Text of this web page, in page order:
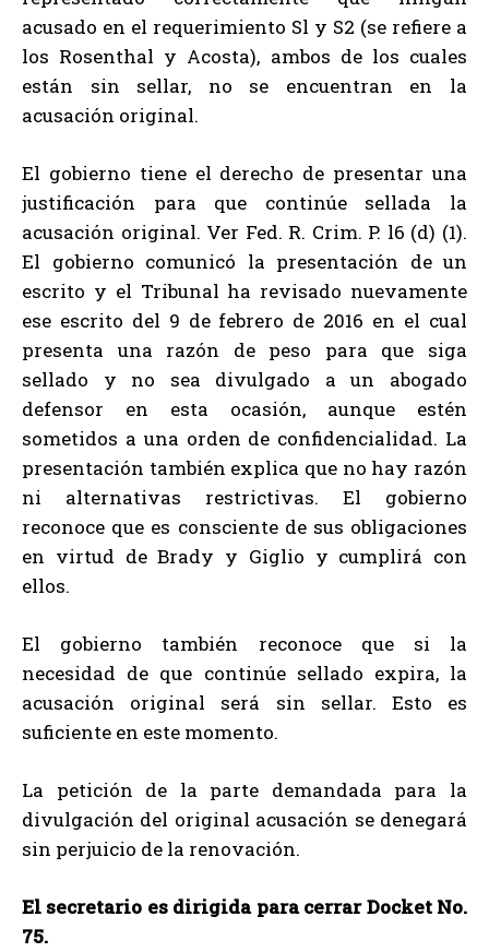
acusado en el requerimiento Sl y S2 (se refiere a
los Rosenthal y Acosta), ambos de los cuales
están sin sellar, no se encuentran en la
acusación original.
El gobierno tiene el derecho de presentar una
justificación para que continúe sellada la
acusación original. Ver Fed. R. Crim. P. l6 (d) (1).
El gobierno comunicó la presentación de un
escrito y el Tribunal ha revisado nuevamente
ese escrito del 9 de febrero de 2016 en el cual
presenta una razón de peso para que siga
sellado y no sea divulgado a un abogado
defensor en esta ocasión, aunque estén
sometidos a una orden de confidencialidad. La
presentación también explica que no hay razón
ni alternativas restrictivas. El gobierno
reconoce que es consciente de sus obligaciones
en virtud de Brady y Giglio y cumplirá con
ellos.
El gobierno también reconoce que si la
necesidad de que continúe sellado expira, la
acusación original será sin sellar. Esto es
suficiente en este momento.
La petición de la parte demandada para la
divulgación del original acusación se denegará
sin perjuicio de la renovación.
El secretario es dirigida para cerrar Docket No.
75.